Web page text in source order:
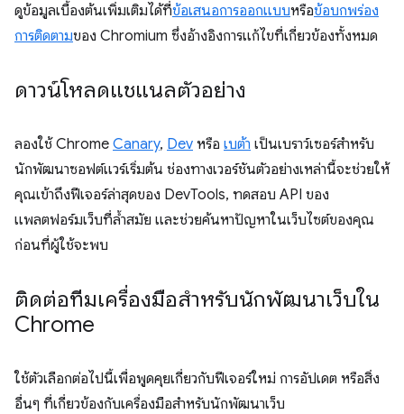
ดูข้อมูลเบื้องต้นเพิ่มเติมได้ที่ข้อเสนอการออกแบบหรือข้อบกพร่อง
การติดตามของ Chromium ซึ่งอ้างอิงการแก้ไขที่เกี่ยวข้องทั้งหมด
ดาวน์โหลดแชแนลตัวอย่าง
ลองใช้ Chrome Canary, Dev หรือ เบต้า เป็นเบราว์เซอร์สำหรับ
นักพัฒนาซอฟต์แวร์เริ่มต้น ช่องทางเวอร์ชันตัวอย่างเหล่านี้จะช่วยให้
คุณเข้าถึงฟีเจอร์ล่าสุดของ DevTools, ทดสอบ API ของ
แพลตฟอร์มเว็บที่ล้ำสมัย และช่วยค้นหาปัญหาในเว็บไซต์ของคุณ
ก่อนที่ผู้ใช้จะพบ
ติดต่อทีมเครื่องมือสำหรับนักพัฒนาเว็บใน
Chrome
ใช้ตัวเลือกต่อไปนี้เพื่อพูดคุยเกี่ยวกับฟีเจอร์ใหม่ การอัปเดต หรือสิ่ง
อื่นๆ ที่เกี่ยวข้องกับเครื่องมือสำหรับนักพัฒนาเว็บ